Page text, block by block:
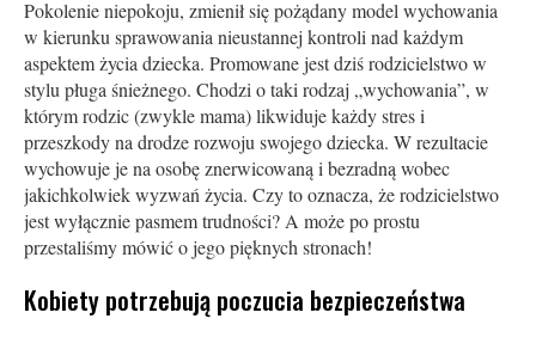
Pokolenie niepokoju, zmienił się pożądany model wychowania
w kierunku sprawowania nieustannej kontroli nad każdym
aspektem życia dziecka. Promowane jest dziś rodzicielstwo w
stylu pługa śnieżnego. Chodzi o taki rodzaj „wychowania”, w
którym rodzic (zwykle mama) likwiduje każdy stres i
przeszkody na drodze rozwoju swojego dziecka. W rezultacie
wychowuje je na osobę znerwicowaną i bezradną wobec
jakichkolwiek wyzwań życia. Czy to oznacza, że rodzicielstwo
jest wyłącznie pasmem trudności? A może po prostu
przestaliśmy mówić o jego pięknych stronach!
Kobiety potrzebują poczucia bezpieczeństwa